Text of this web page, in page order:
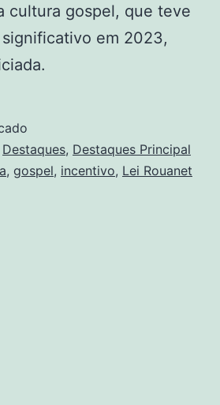
cultura gospel, que teve
em 2023,
Destaques, Destaques Principal
, gospel, incentivo, Lei Rouanet